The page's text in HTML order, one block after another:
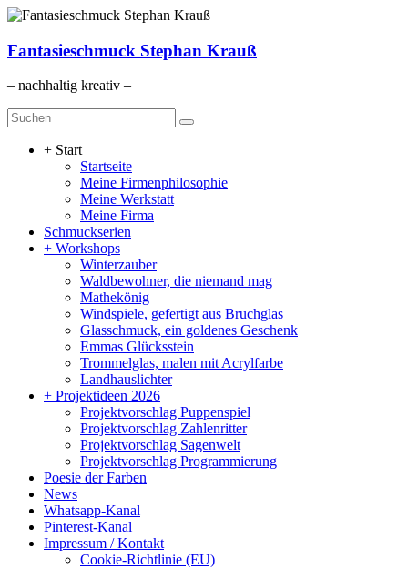
Zum
springen
Fantasieschmuck Stephan Krauß
– nachhaltig kreativ –
Menü
+ Start
Startseite
Meine Firmenphilosophie
Meine Werkstatt
Meine Firma
Schmuckserien
+ Workshops
Winterzauber
Waldbewohner, die niemand mag
Mathekönig
Windspiele, gefertigt aus Bruchglas
Glasschmuck, ein goldenes Geschenk
Emmas Glücksstein
Trommelglas, malen mit Acrylfarbe
Landhauslichter
+ Projektideen 2026
Projektvorschlag Puppenspiel
Projektvorschlag Zahlenritter
Projektvorschlag Sagenwelt
Projektvorschlag Programmierung
Poesie der Farben
News
Whatsapp-Kanal
Pinterest-Kanal
Impressum / Kontakt
Cookie-Richtlinie (EU)